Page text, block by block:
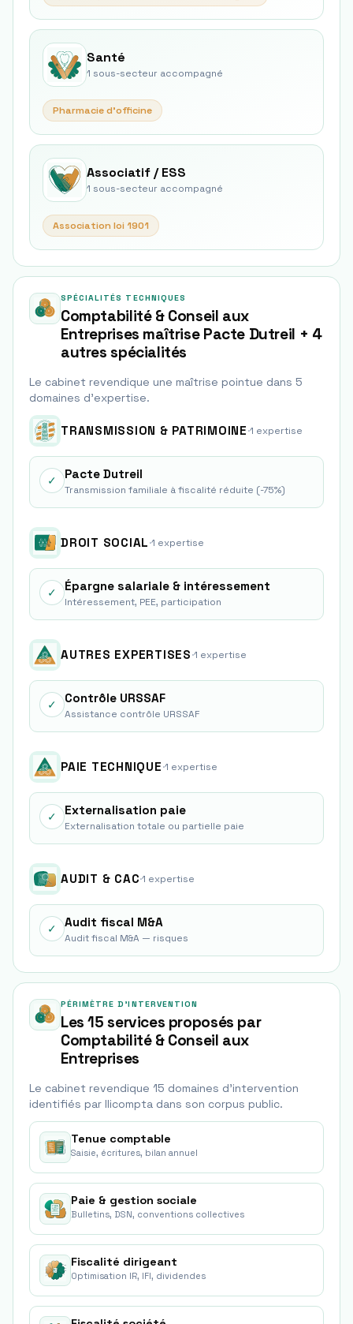
Santé
1 sous-secteur accompagné
Pharmacie d'officine
Associatif / ESS
1 sous-secteur accompagné
Association loi 1901
SPÉCIALITÉS TECHNIQUES
Comptabilité & Conseil aux
Entreprises maîtrise Pacte Dutreil + 4
autres spécialités
Le cabinet revendique une maîtrise pointue dans 5
domaines d'expertise.
TRANSMISSION & PATRIMOINE·1 expertise
✓ Pacte Dutreil
Transmission familiale à fiscalité réduite (-75%)
DROIT SOCIAL·1 expertise
✓ Épargne salariale & intéressement
Intéressement, PEE, participation
AUTRES EXPERTISES·1 expertise
✓ Contrôle URSSAF
Assistance contrôle URSSAF
PAIE TECHNIQUE·1 expertise
✓ Externalisation paie
Externalisation totale ou partielle paie
AUDIT & CAC·1 expertise
✓ Audit fiscal M&A
Audit fiscal M&A — risques
PÉRIMÈTRE D'INTERVENTION
Les 15 services proposés par
Comptabilité & Conseil aux
Entreprises
Le cabinet revendique 15 domaines d'intervention
identifiés par Ilicompta dans son corpus public.
Tenue comptable
Saisie, écritures, bilan annuel
Paie & gestion sociale
Bulletins, DSN, conventions collectives
Fiscalité dirigeant
Optimisation IR, IFI, dividendes